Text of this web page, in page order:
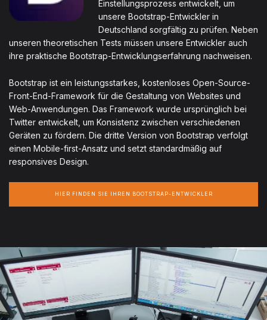
Einstellungsprozess entwickelt, um
unsere Bootstrap-Entwickler in
Deutschland sorgfältig zu prüfen. Neben
unseren theoretischen Tests müssen unsere Entwickler auch
ihre praktische Bootstrap-Entwicklungserfahrung nachweisen.
Bootstrap ist ein leistungsstarkes, kostenloses Open-Source-
Front-End-Framework für die Gestaltung von Websites und
Web-Anwendungen. Das Framework wurde ursprünglich bei
Twitter entwickelt, um Konsistenz zwischen verschiedenen
Geräten zu fördern. Die dritte Version von Bootstrap verfolgt
einen Mobile-first-Ansatz und setzt standardmäßig auf
responsives Design.
HIER FINDEN SIE IHREN BOOTSTRAP-ENTWICKLER